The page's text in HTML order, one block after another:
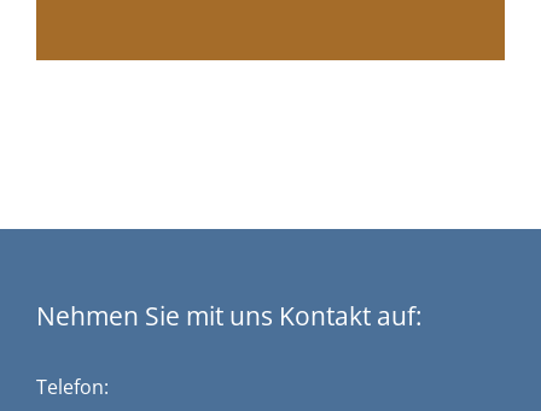
Nehmen Sie mit uns Kontakt auf:
Telefon: